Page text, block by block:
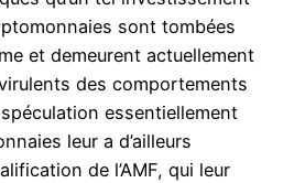
sont tombées
et demeurent actuellement
des comportements
essentiellement
leur a d’ailleurs
de l’AMF, qui leur